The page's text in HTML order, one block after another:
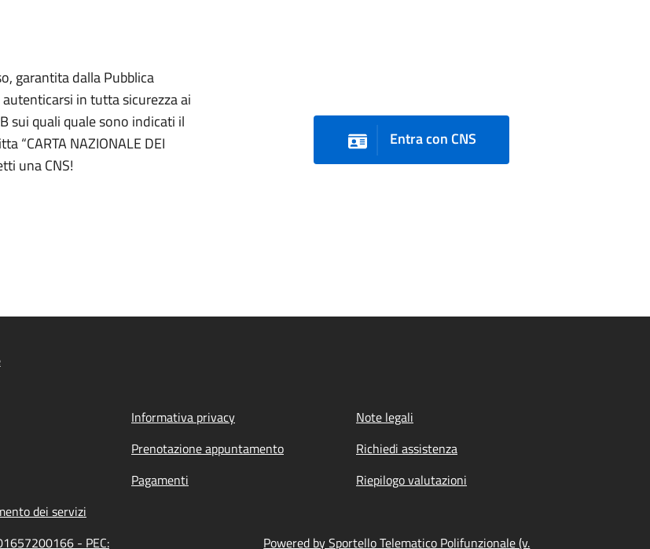
garantita dalla Pubblica
in tutta sicurezza ai
sui quali quale sono indicati il
“CARTA NAZIONALE DEI
una CNS!
Entra con CNS
Informativa privacy
Note legali
Prenotazione appuntamento
Richiedi assistenza
Pagamenti
Riepilogo valutazioni
dei servizi
- PEC:
Powered by Sportello Telematico Polifunzionale (v.